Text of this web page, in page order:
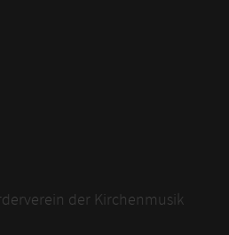
der Kirchenmusik